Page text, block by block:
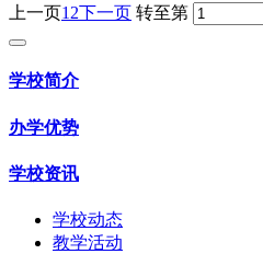
上一页1 2下一页 转至第
学校简介
办学优势
学校资讯
学校动态
教学活动